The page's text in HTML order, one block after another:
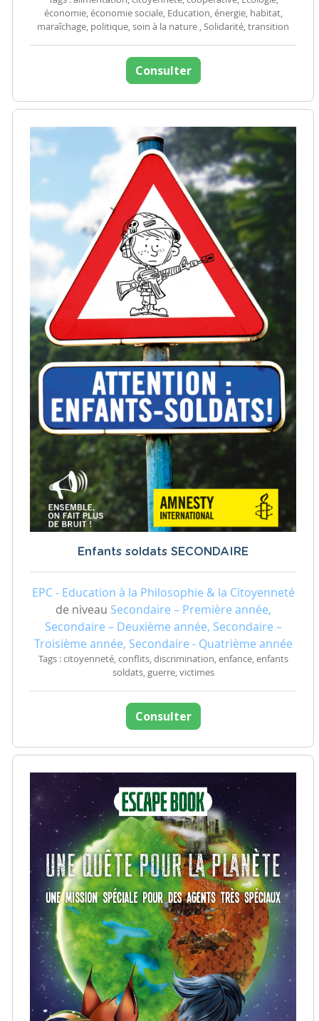
économie, économie sociale, Education, énergie, habitat,
maraîchage, politique, soin à la nature , Solidarité, transition
Consulter
Enfants soldats SECONDAIRE
EPC - Education à la Philosophie & la Citoyenneté
de niveau Secondaire – Première année,
Secondaire – Deuxième année, Secondaire –
Troisième année, Secondaire - Quatrième année
Tags : citoyenneté, conflits, discrimination, enfance, enfants
soldats, guerre, victimes
Consulter